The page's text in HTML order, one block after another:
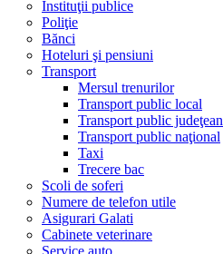
Instituţii publice
Poliţie
Bănci
Hoteluri şi pensiuni
Transport
Mersul trenurilor
Transport public local
Transport public judeţean
Transport public naţional
Taxi
Trecere bac
Scoli de soferi
Numere de telefon utile
Asigurari Galati
Cabinete veterinare
Service auto